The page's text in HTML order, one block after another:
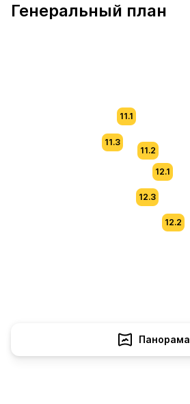
Генеральный план
11.3
11.1
11.2
12.1
12.2
12.3
Панорама